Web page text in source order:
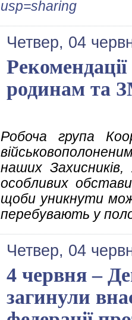
usp=sharing
Четвер, 04
родинам та
Робоча група
наших
особливих
щоби уникнути
перебувають у
Четвер, 04
4 червня –
загинули